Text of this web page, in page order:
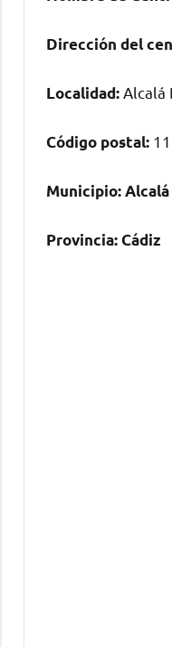
Dirección del
Localidad: Alcalá
Código postal:
Municipio:Alcalá
Provincia:Cádiz